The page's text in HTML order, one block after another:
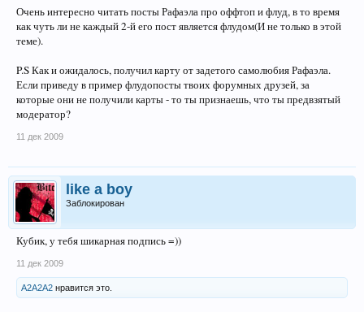
Очень интересно читать посты Рафаэла про оффтоп и флуд, в то время
как чуть ли не каждый 2-й его пост является флудом(И не только в этой
теме).
P.S Как и ожидалось, получил карту от задетого самолюбия Рафаэла.
Если приведу в пример флудопосты твоих форумных друзей, за
которые они не получили карты - то ты признаешь, что ты предвзятый
модератор?
11 дек 2009
likе a boy
Заблокирован
Кубик, у тебя шикарная подпись =))
11 дек 2009
A2A2A2 нравится это.